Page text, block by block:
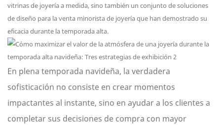
vitrinas de joyería a medida, sino también un conjunto de soluciones
de diseño para la venta minorista de joyería que han demostrado su
eficacia durante la temporada alta.
En plena temporada navideña, la verdadera
sofisticación no consiste en crear momentos
impactantes al instante, sino en ayudar a los clientes a
completar sus decisiones de compra con mayor